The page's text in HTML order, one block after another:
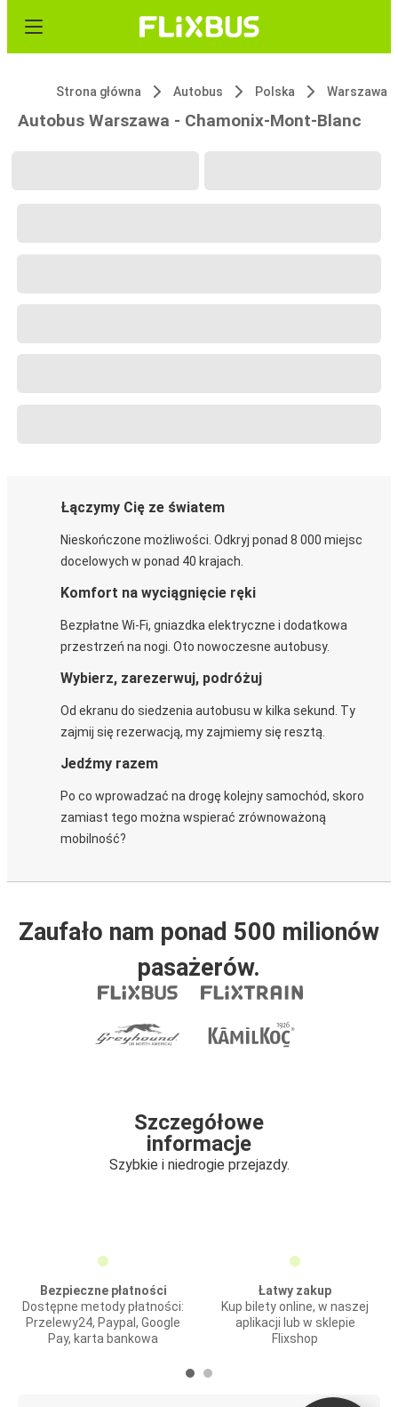
Strona główna Autobus Polska Warszawa
Autobus Warszawa - Chamonix-Mont-Blanc
Łączymy Cię ze światem
Nieskończone możliwości. Odkryj ponad 8 000 miejsc
docelowych w ponad 40 krajach.
Komfort na wyciągnięcie ręki
Bezpłatne Wi-Fi, gniazdka elektryczne i dodatkowa
przestrzeń na nogi. Oto nowoczesne autobusy.
Wybierz, zarezerwuj, podróżuj
Od ekranu do siedzenia autobusu w kilka sekund. Ty
zajmij się rezerwacją, my zajmiemy się resztą.
Jedźmy razem
Po co wprowadzać na drogę kolejny samochód, skoro
zamiast tego można wspierać zrównoważoną
mobilność?
Zaufało nam ponad 500 milionów
pasażerów.
Szczegółowe
informacje
Szybkie i niedrogie przejazdy.
Bezpieczne płatności
Dostępne metody płatności:
Przelewy24, Paypal, Google
Pay, karta bankowa
Łatwy zakup
Kup bilety online, w naszej
aplikacji lub w sklepie
Flixshop